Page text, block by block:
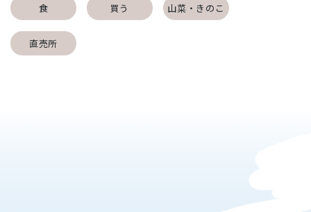
食 買う 山菜・きのこ
直売所